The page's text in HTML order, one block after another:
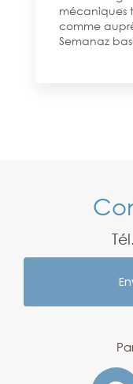
mécaniques
comme
Semanaz
Tél.